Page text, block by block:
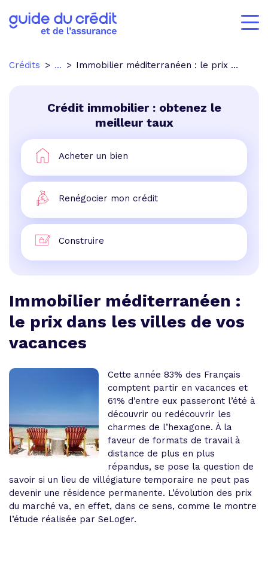
Crédits ... Immobilier méditerranéen : le prix dans les villes de vos vacances
Crédit immobilier : obtenez le
meilleur taux
Acheter un bien
Renégocier mon crédit
Construire
Immobilier méditerranéen :
le prix dans les villes de vos
vacances
Cette année 83% des Français
comptent partir en vacances et
61% d’entre eux passeront l’été à
découvrir ou redécouvrir les
charmes de l’hexagone. À la
faveur de formats de travail à
distance de plus en plus
répandus, se pose la question de
savoir si un lieu de villégiature temporaire ne peut pas
devenir une résidence permanente. L’évolution des prix
du marché va, en effet, dans ce sens, comme le montre
l’étude réalisée par SeLoger.